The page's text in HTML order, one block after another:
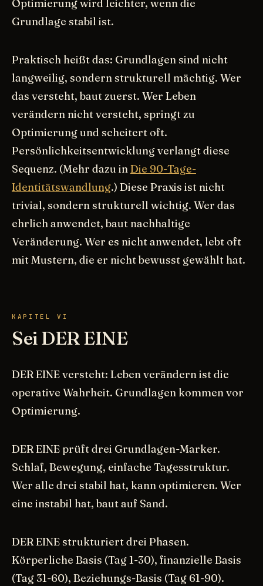
Optimierung wird leichter, wenn die
Grundlage stabil ist.
Praktisch heißt das: Grundlagen sind nicht
langweilig, sondern strukturell mächtig. Wer
das versteht, baut zuerst. Wer Leben
verändern nicht versteht, springt zu
Optimierung und scheitert oft.
Persönlichkeitsentwicklung verlangt diese
Sequenz. (Mehr dazu inDie 90-Tage-
Identitätswandlung.) Diese Praxis ist nicht
trivial, sondern strukturell wichtig. Wer das
ehrlich anwendet, baut nachhaltige
Veränderung. Wer es nicht anwendet, lebt oft
mit Mustern, die er nicht bewusst gewählt hat.
KAPITEL VI
Sei DER EINE
DER EINE versteht: Leben verändern ist die
operative Wahrheit. Grundlagen kommen vor
Optimierung.
DER EINE prüft drei Grundlagen-Marker.
Schlaf, Bewegung, einfache Tagesstruktur.
Wer alle drei stabil hat, kann optimieren. Wer
eine instabil hat, baut auf Sand.
DER EINE strukturiert drei Phasen.
Körperliche Basis (Tag 1-30), finanzielle Basis
(Tag 31-60), Beziehungs-Basis (Tag 61-90).